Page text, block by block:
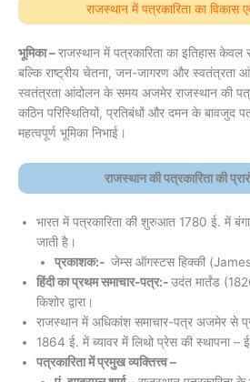
राजस्थान में पत्रकारिता का विकास
भूमिका –राजस्थान में पत्रकारिता का इतिहास केवल
बल्कि राष्ट्रीय चेतना, जन-जागरण और स्वतंत्रता
स्वतंत्रता आंदोलन के समय अजमेर राजस्थान की
कठिन परिस्थितियों, प्रतिबंधों और दमन के बावजुद
महत्वपूर्ण भूमिका निभाई।
राजस्थान की पत्रकारिता की
भारत में पत्रकारिता की शुरुआत 1780 ई. में
जाती है।
प्रकाशक:- जेम्स ऑगस्टस हिक्की
हिंदी का प्रथम समाचार-पत्र:-उदंत मार्तंड
किशोर द्वारा।
राजस्थान में अधिकांश समाचार-पत्र अजमेर से
1864 ई. में ब्यावर में लिथो प्रेस की स्थापना –
पत्रकारिता में प्रमुख व्यक्तित्त्व –